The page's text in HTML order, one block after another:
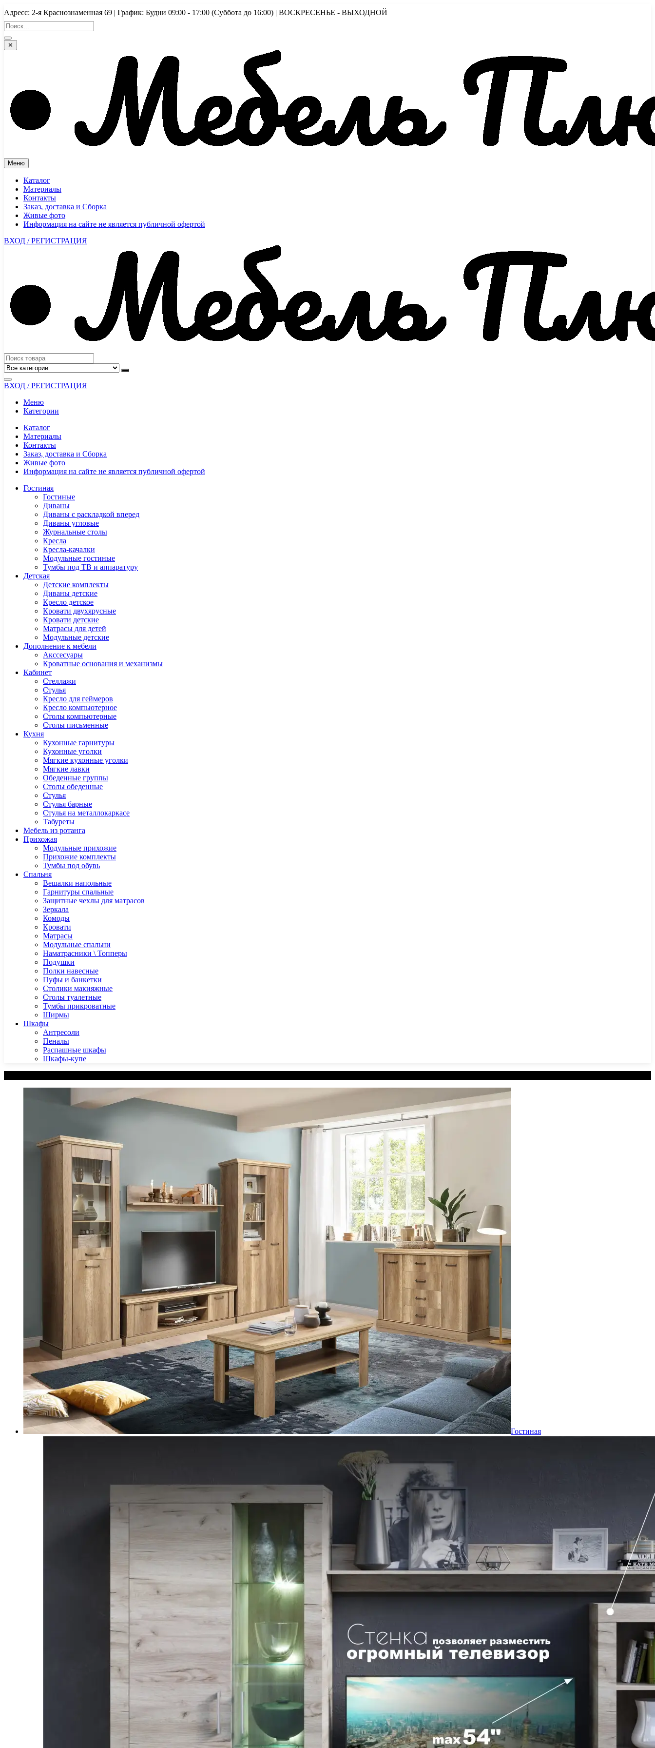
к
содержимому
Адресс: 2-я Краснознаменная 69 | График: Будни 09:00 - 17:00 (Суббота до 16:00) | ВОСКРЕСЕНЬЕ - ВЫХОДНОЙ
✕
Меню
Каталог
Материалы
Контакты
Заказ, доставка и Сборка
Живые фото
Информация на сайте не является публичной офертой
ВХОД / РЕГИСТРАЦИЯ
ВХОД / РЕГИСТРАЦИЯ
Меню
Категории
Каталог
Материалы
Контакты
Заказ, доставка и Сборка
Живые фото
Информация на сайте не является публичной офертой
Гостиная
Гостиные
Диваны
Диваны с раскладкой вперед
Диваны угловые
Журнальные столы
Кресла
Кресла-качалки
Модульные гостиные
Тумбы под ТВ и аппаратуру
Детская
Детские комплекты
Диваны детские
Кресло детское
Кровати двухярусные
Кровати детские
Матрасы для детей
Модульные детские
Дополнение к мебели
Акссесуары
Кроватные основания и механизмы
Кабинет
Cтеллажи
Cтулья
Кресло для геймеров
Кресло компьютерное
Столы компьютерные
Столы письменные
Кухня
Кухонные гарнитуры
Кухонные уголки
Мягкие кухонные уголки
Мягкие лавки
Обеденные группы
Столы обеденные
Стулья
Стулья барные
Стулья на металлокаркасе
Табуреты
Мебель из ротанга
Прихожая
Модульные прихожие
Прихожие комплекты
Тумбы под обувь
Спальня
Вешалки напольные
Гарнитуры спальные
Защитные чехлы для матрасов
Зеркала
Комоды
Кровати
Матрасы
Модульные спальни
Наматрасники \ Топперы
Подушки
Полки навесные
Пуфы и банкетки
Столики макияжные
Столы туалетные
Тумбы прикроватные
Ширмы
Шкафы
Антресоли
Пеналы
Распашные шкафы
Шкафы-купе
Гостиная